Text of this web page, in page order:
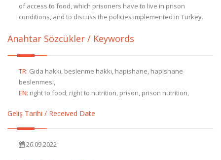
of access to food, which prisoners have to live in prison
conditions, and to discuss the policies implemented in Turkey.
Anahtar Sözcükler / Keywords
TR: Gıda hakkı, beslenme hakkı, hapishane, hapishane
beslenmesi,
EN: right to food, right to nutrition, prison, prison nutrition,
Geliş Tarihi / Received Date
26.09.2022